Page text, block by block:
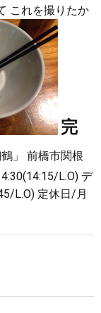
これを撮りたか
完
」 前橋市関根
L.O) デ
L.O) 定休日/月